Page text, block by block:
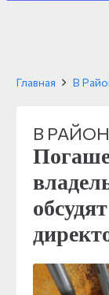
Главная В
В